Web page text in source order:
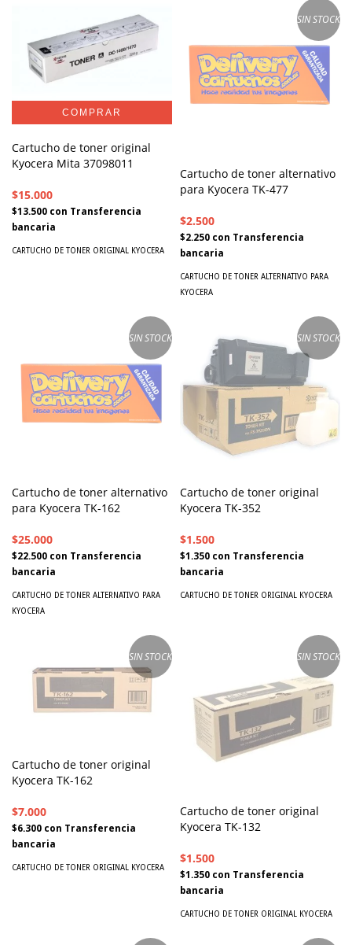
Cartucho de toner original
Kyocera Mita 37098011
$15.000
$13.500 con Transferencia
bancaria
CARTUCHO DE TONER ORIGINAL KYOCERA
SIN STOCK
Cartucho de toner alternativo
para Kyocera TK-477
$2.500
$2.250 con Transferencia
bancaria
CARTUCHO DE TONER ALTERNATIVO PARA
KYOCERA
SIN STOCK
Cartucho de toner alternativo
para Kyocera TK-162
$25.000
$22.500 con Transferencia
bancaria
CARTUCHO DE TONER ALTERNATIVO PARA
KYOCERA
SIN STOCK
Cartucho de toner original
Kyocera TK-352
$1.500
$1.350 con Transferencia
bancaria
CARTUCHO DE TONER ORIGINAL KYOCERA
SIN STOCK
Cartucho de toner original
Kyocera TK-162
$7.000
$6.300 con Transferencia
bancaria
CARTUCHO DE TONER ORIGINAL KYOCERA
SIN STOCK
Cartucho de toner original
Kyocera TK-132
$1.500
$1.350 con Transferencia
bancaria
CARTUCHO DE TONER ORIGINAL KYOCERA